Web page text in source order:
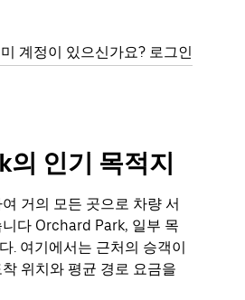
계정이 있으신가요? 로그인
의 인기 목적지
거의 모든 곳으로 차량 서
다 Orchard Park, 일부 목
. 여기에서는 근처의 승객이
위치와 평균 경로 요금을